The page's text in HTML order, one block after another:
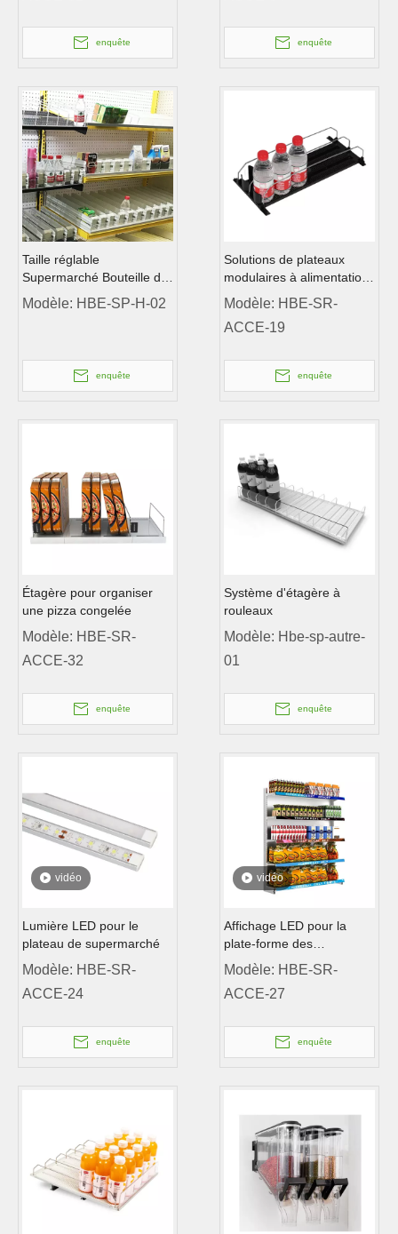
enquête enquête
Taille réglable
Supermarché Bouteille de
cigarette Boire des
poussoirs de poussette de
Modèle: HBE-SP-H-02
enquête
Solutions de plateaux
modulaires à alimentation
en front
Modèle: HBE-SR-
ACCE-19
enquête
Étagère pour organiser
une pizza congelée
Modèle: HBE-SR-
ACCE-32
enquête
Système d'étagère à
rouleaux
Modèle: Hbe-sp-autre-
01
enquête
vidéo
Lumière LED pour le
plateau de supermarché
Modèle: HBE-SR-
ACCE-24
enquête
vidéo
Affichage LED pour la
plate-forme des
supermarchés
Modèle: HBE-SR-
ACCE-27
enquête